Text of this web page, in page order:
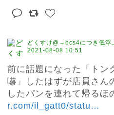
どくすけ@→bcs4につき低浮
2021-08-08 10:51
前に話題になった「トン
嚇」したはずが店員さん
したパンを連れて帰るほ
r.com/il_gatt0/statu …